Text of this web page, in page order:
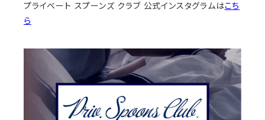
プライベート スプーンズ クラブ 公式インスタグラムはこち
ら